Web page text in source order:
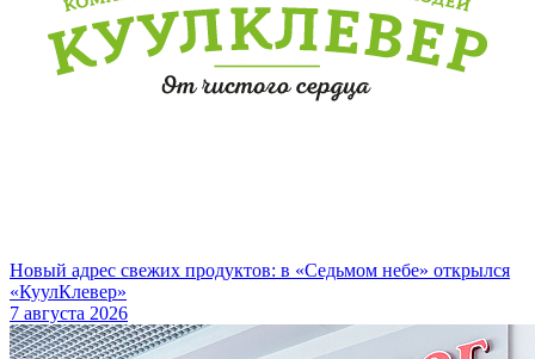
Новый адрес свежих продуктов: в «Седьмом небе» открылся
«КуулКлевер»
7 августа 2026